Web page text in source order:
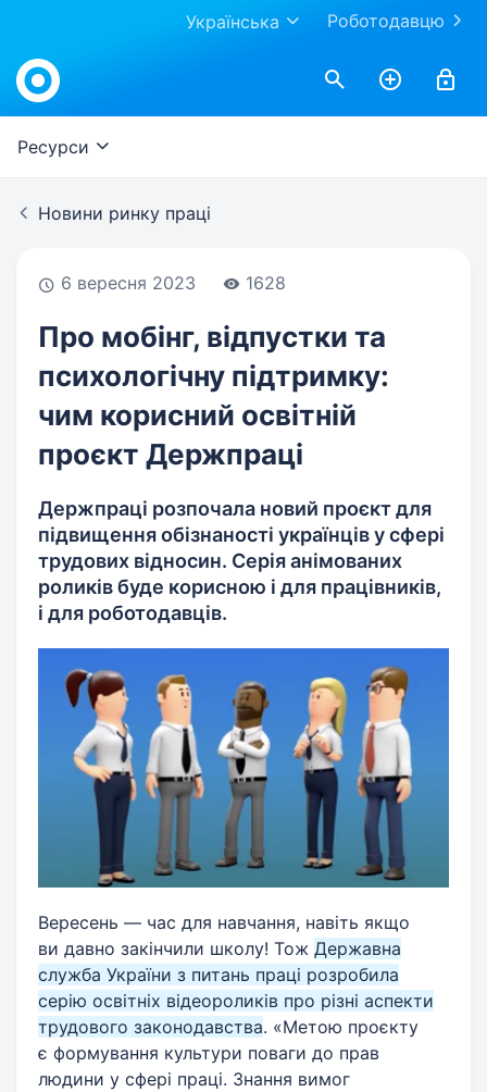
Роботодавцю
Українська
Work.ua
Ресурси
Новини ринку праці
6 вересня 2023 1628
Про мобінг, відпустки та
психологічну підтримку:
чим корисний освітній
проєкт Держпраці
Держпраці розпочала новий проєкт для
підвищення обізнаності українців у сфері
трудових відносин. Серія анімованих
роликів буде корисною і для працівників,
і для роботодавців.
Вересень — час для навчання, навіть якщо
ви давно закінчили школу! Тож Державна
служба України з питань праці розробила
серію освітніх відеороликів про різні аспекти
трудового законодавства. «Метою проєкту
є формування культури поваги до прав
людини у сфері праці. Знання вимог